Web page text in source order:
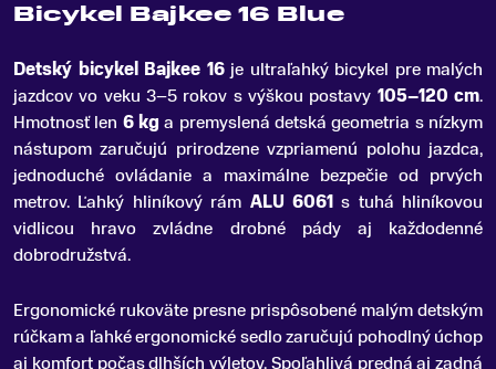
Bicykel Bajkee 16 Blue
Detský bicykel Bajkee 16je ultraľahký bicykel pre malých
jazdcov vo veku 3–5 rokov s výškou postavy 105–120 cm.
Hmotnosť len 6 kg a premyslená detská geometria s nízkym
nástupom zaručujú prirodzene vzpriamenú polohu jazdca,
jednoduché ovládanie a maximálne bezpečie od prvých
metrov. Ľahký hliníkový rám ALU 6061s tuhá hliníkovou
vidlicou hravo zvládne drobné pády aj každodenné
dobrodružstvá.
Ergonomické rukoväte presne prispôsobené malým detským
rúčkam a ľahké ergonomické sedlo zaručujú pohodlný úchop
aj komfort počas dlhších výletov. Spoľahlivá predná aj zadná